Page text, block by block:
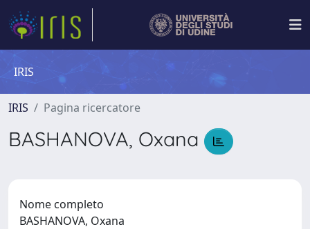
IRIS
IRIS Pagina ricercatore
BASHANOVA, Oxana
Nome completo
BASHANOVA, Oxana